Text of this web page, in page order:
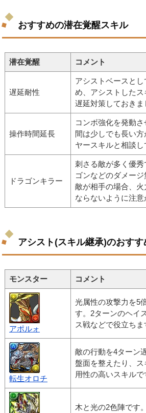
おすすめの潜在覚醒スキル
潜在覚醒 コメント
遅延耐性
アシストベースと
め、アシストした
遅延対策しておきま
操作時間延長
コンボ強化を発動
間は少しでも長い
ヤースキルと相談し
ドラゴンキラー
刺さる敵が多く優
ゴンなどのダメー
敵が相手の場合、
ならないように注意
アシスト(スキル継承)のおすす
モンスター コメント
アポルォ
光属性の攻撃力を5
す。2ターンのヘイ
ス戦などで役立ちま
転生オロチ
敵の行動を4ターン
盤面を整えたり、
用性の高いスキルで
木と光の2色陣です